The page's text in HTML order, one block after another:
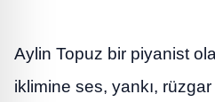
Aylin Topuz bir piyanist
iklimine ses, yankı,